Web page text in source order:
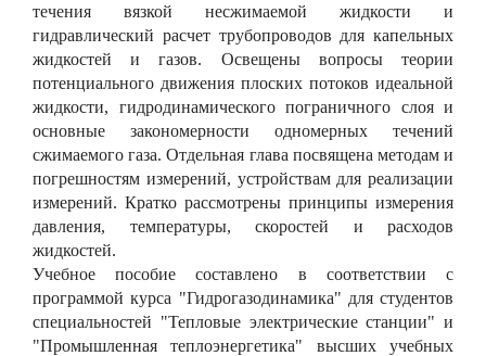
течения вязкой несжимаемой жидкости и
гидравлический расчет трубопроводов для капельных
жидкостей и газов. Освещены вопросы теории
потенциального движения плоских потоков идеальной
жидкости, гидродинамического пограничного слоя и
основные закономерности одномерных течений
сжимаемого газа. Отдельная глава посвящена методам и
погрешностям измерений, устройствам для реализации
измерений. Кратко рассмотрены принципы измерения
давления, температуры, скоростей и расходов
жидкостей.
Учебное пособие составлено в соответствии с
программой курса "Гидрогазодинамика" для студентов
специальностей "Тепловые электрические станции" и
"Промышленная теплоэнергетика" высших учебных